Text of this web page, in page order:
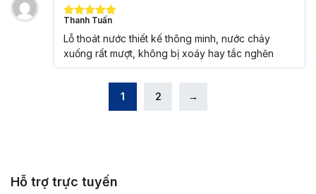
Được xếp
hạng
5
sao
Thanh Tuấn
Lỗ thoát nước thiết kế thông minh, nước chảy
xuống rất mượt, không bị xoáy hay tắc nghẽn
1 2 →
Hỗ trợ trực tuyến